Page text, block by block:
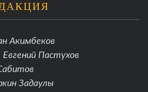
Акимбеков
Евгений Пастухов
Задаулы